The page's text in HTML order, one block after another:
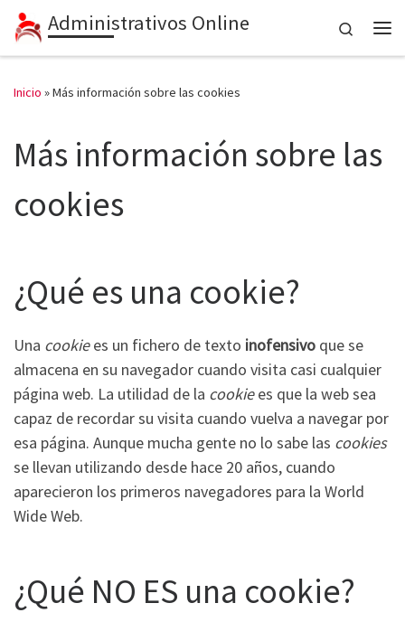
Saltar al contenido
Administrativos Online
Search
Inicio »Más información sobre las cookies
Más información sobre las
cookies
¿Qué es una cookie?
Una cookiees un fichero de texto inofensivo que se
almacena en su navegador cuando visita casi cualquier
página web. La utilidad de la cookiees que la web sea
capaz de recordar su visita cuando vuelva a navegar por
esa página. Aunque mucha gente no lo sabe las cookies
se llevan utilizando desde hace 20 años, cuando
aparecieron los primeros navegadores para la World
Wide Web.
¿Qué NO ES una cookie?